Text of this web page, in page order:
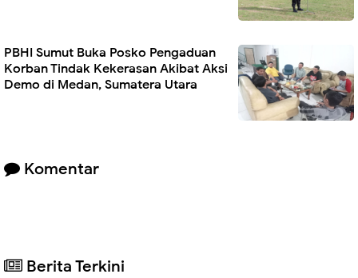
PBHI Sumut Buka Posko Pengaduan
Korban Tindak Kekerasan Akibat Aksi
Demo di Medan, Sumatera Utara
Komentar
Berita Terkini